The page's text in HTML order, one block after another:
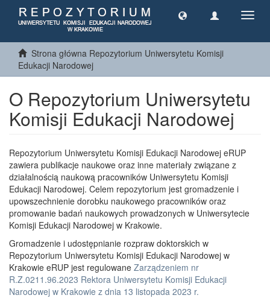
Strona główna Repozytorium Uniwersytetu Komisji
Edukacji Narodowej
O Repozytorium Uniwersytetu
Komisji Edukacji Narodowej
Repozytorium Uniwersytetu Komisji Edukacji Narodowej eRUP
zawiera publikacje naukowe oraz inne materiały związane z
działalnością naukową pracowników Uniwersytetu Komisji
Edukacji Narodowej. Celem repozytorium jest gromadzenie i
upowszechnienie dorobku naukowego pracowników oraz
promowanie badań naukowych prowadzonych w Uniwersytecie
Komisji Edukacji Narodowej w Krakowie.
Gromadzenie i udostępnianie rozpraw doktorskich w
Repozytorium Uniwersytetu Komisji Edukacji Narodowej w
Krakowie eRUP jest regulowane Zarządzeniem nr
R.Z.0211.96.2023 Rektora Uniwersytetu Komisji Edukacji
Narodowej w Krakowie z dnia 13 listopada 2023 r.